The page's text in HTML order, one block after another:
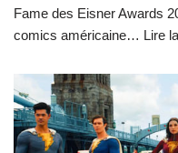
Fame des Eisner Awards
comics américaine… Lire